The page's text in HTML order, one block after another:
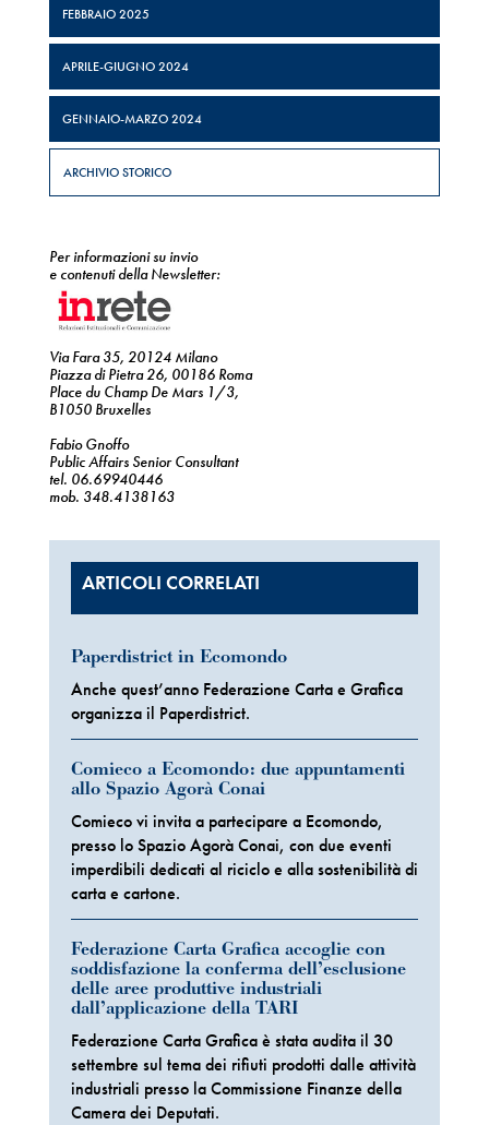
FEBBRAIO 2025
APRILE-GIUGNO 2024
GENNAIO-MARZO 2024
ARCHIVIO STORICO
Per informazioni su invio
e contenuti della Newsletter:
Via Fara 35, 20124 Milano
Piazza di Pietra 26, 00186 Roma
Place du Champ De Mars 1/3,
B1050 Bruxelles
Fabio Gnoffo
Public Affairs Senior Consultant
tel. 06.69940446
mob. 348.4138163
ARTICOLI CORRELATI
Paperdistrict in Ecomondo
Anche quest’anno Federazione Carta e Grafica
organizza il Paperdistrict.
Comieco a Ecomondo: due appuntamenti
allo Spazio Agorà Conai
Comieco vi invita a partecipare a Ecomondo,
presso lo Spazio Agorà Conai, con due eventi
imperdibili dedicati al riciclo e alla sostenibilità di
carta e cartone.
Federazione Carta Grafica accoglie con
soddisfazione la conferma dell’esclusione
delle aree produttive industriali
dall’applicazione della TARI
Federazione Carta Grafica è stata audita il 30
settembre sul tema dei rifiuti prodotti dalle attività
industriali presso la Commissione Finanze della
Camera dei Deputati.